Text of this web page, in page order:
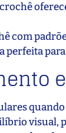
com
perfeita para